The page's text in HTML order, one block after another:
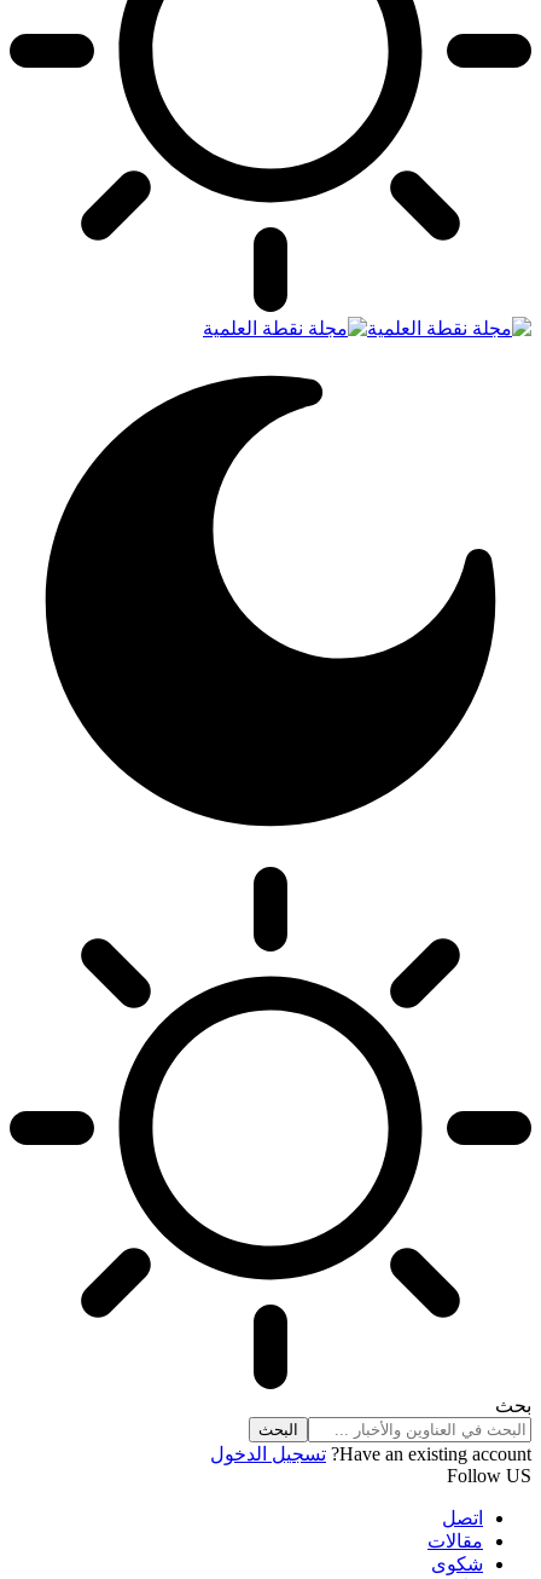
بحث
Have an existing account?
تسجيل الدخول
Follow US
اتصل
مقالات
شكوى